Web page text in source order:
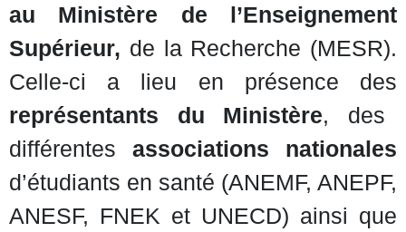
au Ministère de l’Enseignement
Supérieur, de la Recherche (MESR).
Celle-ci a lieu en présence des
représentants du Ministère, des
différentes associations nationales
d’étudiants en santé (ANEMF, ANEPF,
ANESF, FNEK et UNECD) ainsi que